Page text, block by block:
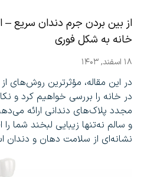
از بین بردن جرم دندان سریع –
خانه به شکل فوری
۱۸ اسفند, ۱۴۰۳
در این مقاله، مؤثرترین روش‌های
در خانه را بررسی خواهیم کرد و
مجدد پلاک‌های دندانی ارائه
و سالم نه‌تنها زیبایی لبخند شما
نشانه‌ای از سلامت دهان و دندان